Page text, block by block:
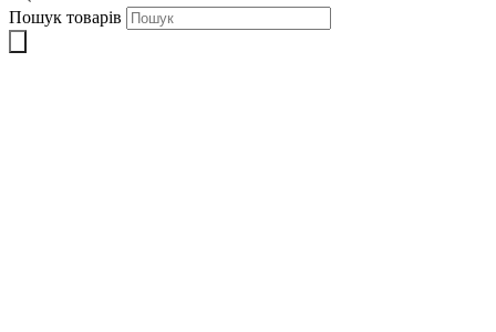
Пошук товарів